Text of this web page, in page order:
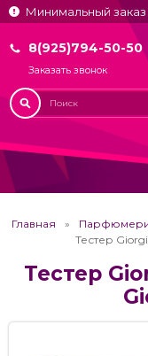
Минимальный заказ
8(925)794-50-50
Заказать звонок
Главная
Тестер
Тестер